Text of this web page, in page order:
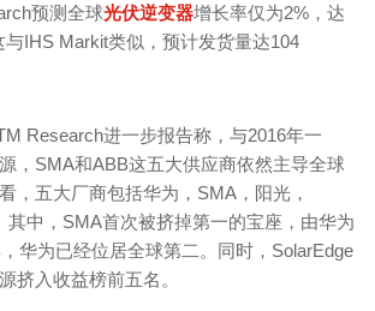
预测全球光伏逆变器增长率仅为2%，达
与IHS Markit类似，预计发货量达104
Research进一步报告称，与2016年一
，SMA和ABB这五大供应商依然主导全球
，五大厂商包括华为，SMA，阳光，
其中，SMA首次被挤掉第一的宝座，由华为
华为已经位居全球第二。同时，SolarEdge
挤入收益榜前五名。